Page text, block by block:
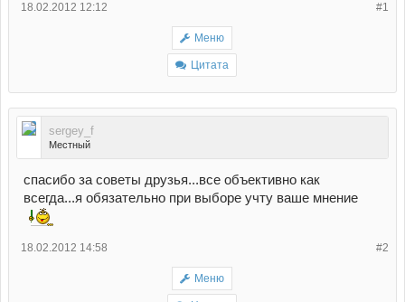
#1
18.02.2012 12:12
Меню
Цитата
sergey_f
Местный
спасибо за советы друзья...все объективно как
всегда...я обязательно при выборе учту ваше мнение
#2
18.02.2012 14:58
Меню